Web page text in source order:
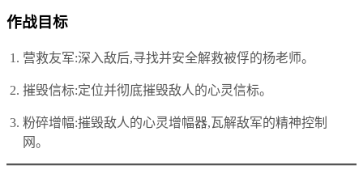
作战目标
营救友军:深入敌后,寻找并安全解救被俘的杨老师。
摧毁信标:定位并彻底摧毁敌人的心灵信标。
粉碎增幅:摧毁敌人的心灵增幅器,瓦解敌军的精神控制
网。